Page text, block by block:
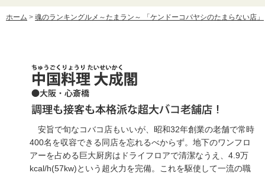
ホーム > 魂のランキングルメ～たまラン～ 「ケンドーコバヤシのたまらない店」
安旨で旬なコバコ店もいいが、昭和32年創業の老舗で常時
400名を収容できる同店を忘れるべからず。地下のワンフロ
アーを占める巨大厨房はドライフロアで清潔なうえ、4.9万
kcal/h(57kw)という超火力を完備。これを駆使して一流の職